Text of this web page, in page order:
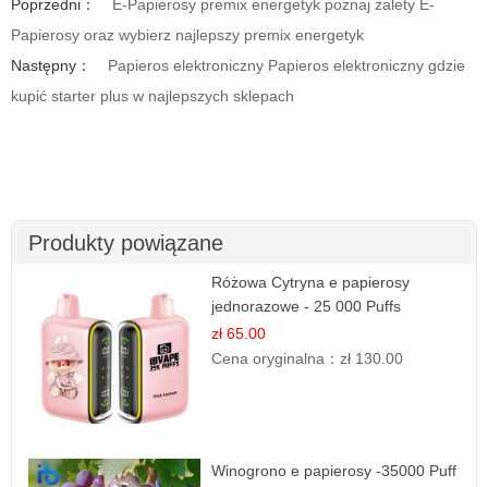
Poprzedni：
E-Papierosy premix energetyk poznaj zalety E-
Papierosy oraz wybierz najlepszy premix energetyk
Następny：
Papieros elektroniczny Papieros elektroniczny gdzie
kupić starter plus w najlepszych sklepach
Produkty powiązane
Różowa Cytryna e papierosy
jednorazowe - 25 000 Puffs
zł 65.00
Cena oryginalna：zł 130.00
Winogrono e papierosy -35000 Puff